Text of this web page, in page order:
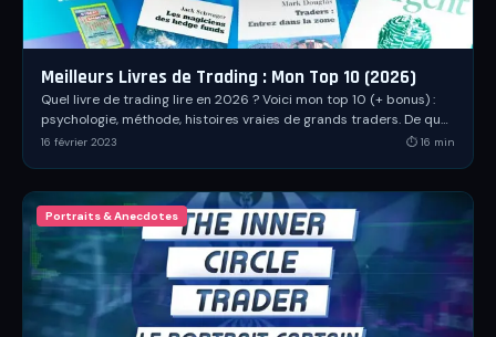
Meilleurs Livres de Trading : Mon Top 10 (2026)
Quel livre de trading lire en 2026 ? Voici mon top 10 (+ bonus) :
psychologie, méthode, histoires vraies de grands traders. De quoi
débuter ou progresser.
16 février 2023 ⏱ 16 min
Portraits & Anecdotes